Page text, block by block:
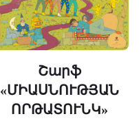
Շարֆ
«ՄԻԱՍՆՈՒԹՅԱՆ
ՈՐԹԱՏՈՒՆԿ»